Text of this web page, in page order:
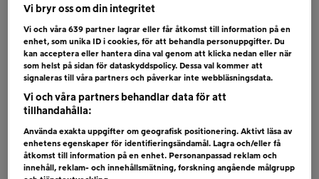
3 ( 3) TOPIC + A7S – BREAKING ME
4 ( 4) AVA MAX – WHO´S LAUGHING NOW
5 ( 6) SHAWN MENDES – WONDER
6 ( 5) BTS – DYNAMITE
Bubblare
HERTZBERG & FUNKE FEAT. AFFAS – SAVE
TONIGHT
PETRA MARKLUND – PANNA MOT PANNA
Vi bryr oss om din integritet
Vi och våra639 partner lagrar eller får åtkomst till information på en
enhet, som unika ID i cookies, för att behandla personuppgifter. Du
kan acceptera eller hantera dina val genom att klicka nedan eller när
som helst på sidan för dataskyddspolicy. Dessa val kommer att
signaleras till våra partners och påverkar inte webbläsningsdata.
Vi och våra partners behandlar data för att
tillhandahålla:
Använda exakta uppgifter om geografisk positionering. Aktivt läsa av
enhetens egenskaper för identifieringsändamål. Lagra och/eller få
åtkomst till information på en enhet. Personanpassad reklam och
innehåll, reklam- och innehållsmätning, forskning angående målgrupp